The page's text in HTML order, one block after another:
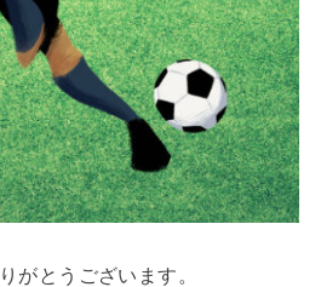
がとうございます。